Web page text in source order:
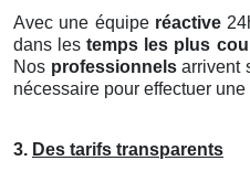
Avec une équipe réactive
dans lestemps les plus
Nos professionnelsarrivent
nécessaire pour effectuer une
3. Des tarifs transparents